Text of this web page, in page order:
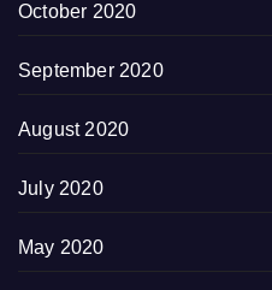
October 2020
September 2020
August 2020
July 2020
May 2020